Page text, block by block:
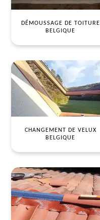
DÉMOUSSAGE DE TOITURE
BELGIQUE
CHANGEMENT DE VELUX
BELGIQUE